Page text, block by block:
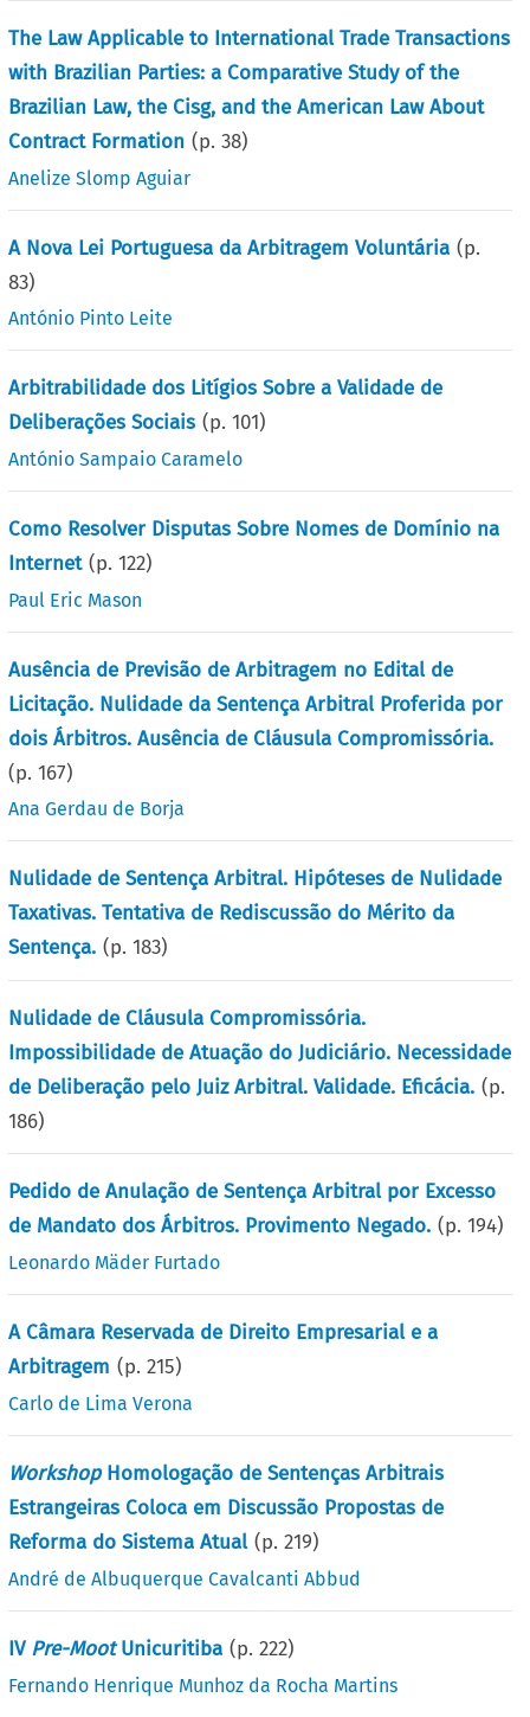
The Law Applicable to International Trade Transactions
with Brazilian Parties: a Comparative Study of the
Brazilian Law, the Cisg, and the American Law About
Contract Formation (p.38)
Anelize Slomp Aguiar
A Nova Lei Portuguesa da Arbitragem Voluntária (p.
83)
António Pinto Leite
Arbitrabilidade dos Litígios Sobre a Validade de
Deliberações Sociais (p.101)
António Sampaio Caramelo
Como Resolver Disputas Sobre Nomes de Domínio na
Internet (p.122)
Paul Eric Mason
Ausência de Previsão de Arbitragem no Edital de
Licitação. Nulidade da Sentença Arbitral Proferida por
dois Árbitros. Ausência de Cláusula Compromissória.
(p.167)
Ana Gerdau de Borja
Nulidade de Sentença Arbitral. Hipóteses de Nulidade
Taxativas. Tentativa de Rediscussão do Mérito da
Sentença. (p.183)
Nulidade de Cláusula Compromissória.
Impossibilidade de Atuação do Judiciário. Necessidade
de Deliberação pelo Juiz Arbitral. Validade. Eficácia. (p.
186)
Pedido de Anulação de Sentença Arbitral por Excesso
de Mandato dos Árbitros. Provimento Negado. (p.194)
Leonardo Mäder Furtado
A Câmara Reservada de Direito Empresarial e a
Arbitragem (p.215)
Carlo de Lima Verona
WorkshopHomologação de Sentenças Arbitrais
Estrangeiras Coloca em Discussão Propostas de
Reforma do Sistema Atual (p.219)
André de Albuquerque Cavalcanti Abbud
IV Pre-MootUnicuritiba (p.222)
Fernando Henrique Munhoz da Rocha Martins